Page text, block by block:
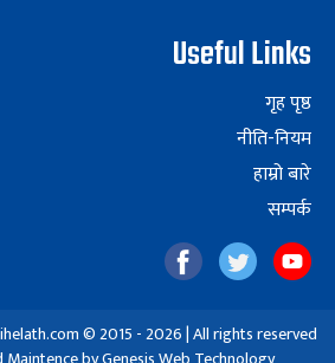
Useful Links
गृह पृष्ठ
नीति-नियम
हाम्रो बारे
सम्पर्क
© 2015 - 2026 | All rights reserved